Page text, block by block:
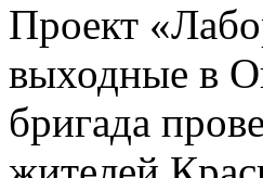
Проект
выходные в
бригада